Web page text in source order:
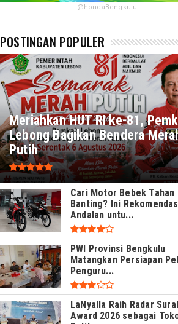
@hondaBengkulu
POSTINGAN POPULER
Meriahkan HUT RI ke-81,
Lebong Bagikan Bendera
Putih
Cari Motor Bebek Tahan
Banting? Ini
Andalan untu...
PWI Provinsi Bengkulu
Matangkan Persiapan
Penguru...
LaNyalla Raih Radar
Award 2026 sebagai